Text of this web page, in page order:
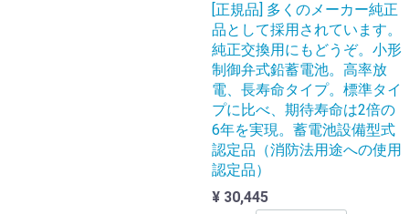
[正規品] 多くのメーカー純正
品として採用されています。
純正交換用にもどうぞ。小形
制御弁式鉛蓄電池。高率放
電、長寿命タイプ。標準タイ
プに比べ、期待寿命は2倍の
6年を実現。蓄電池設備型式
認定品（消防法用途への使用
認定品）
¥ 30,445